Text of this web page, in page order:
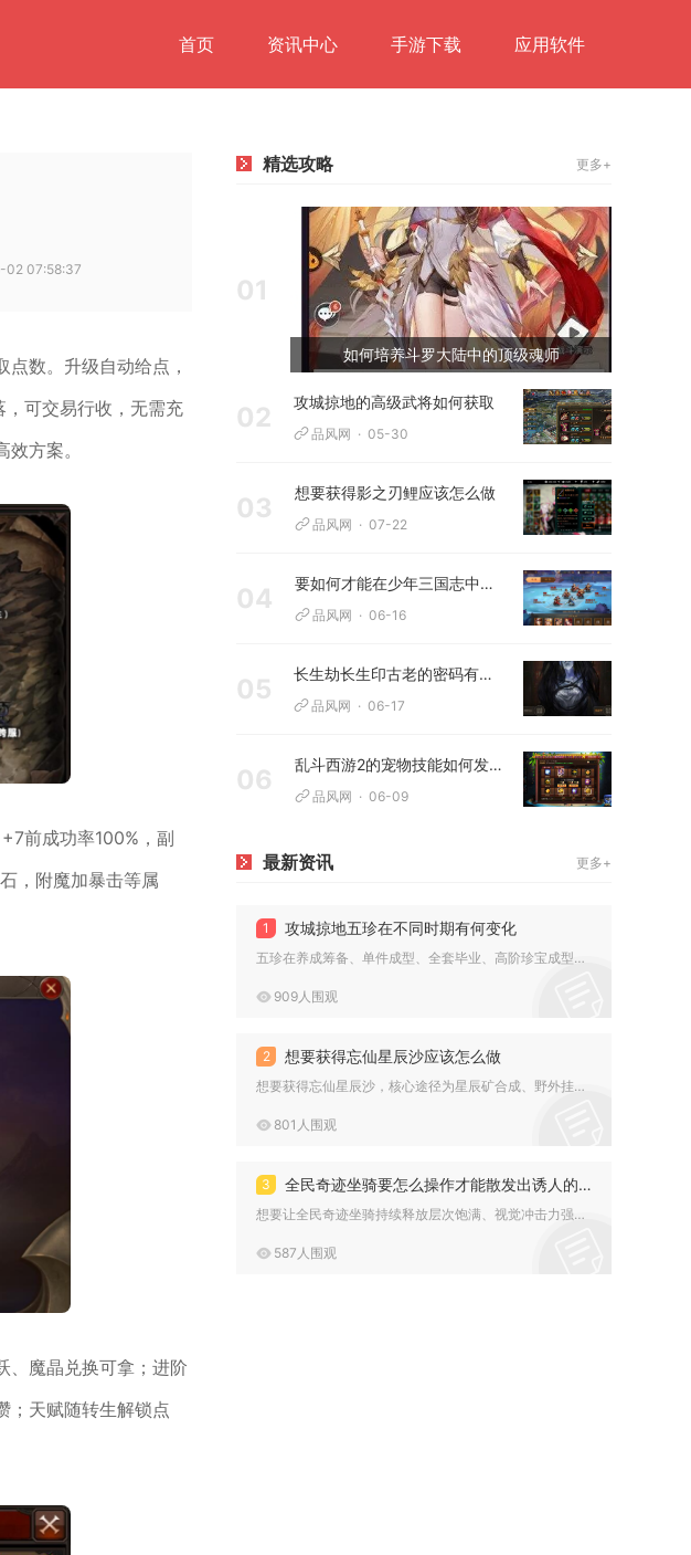
首页 资讯中心 手游下载 应用软件
02 07:58:37
数。升级自动给点，
可交易行收，无需充
方案。
前成功率100%，副
，附魔加暴击等属
、魔晶兑换可拿；进阶
；天赋随转生解锁点
精选攻略 更多+
01
如何培养斗罗大陆中的顶级魂师
02 攻城掠地的高级武将如何获取
品风网 05-30
03 想要获得影之刃鲤应该怎么做
品风网 07-22
04 要如何才能在少年三国志中重新招募到新兵
品风网 06-16
05 长生劫长生印古老的密码有多少人曾试图破解
品风网 06-17
06 乱斗西游2的宠物技能如何发挥最大的作用
品风网 06-09
最新资讯 更多+
1 攻城掠地五珍在不同时期有何变化
五珍在养成筹备、单件成型、全套毕业、高阶珍宝成型四个阶段定位...
909人围观
2 想要获得忘仙星辰沙应该怎么做
想要获得忘仙星辰沙，核心途径为星辰矿合成、野外挂机采集、副本...
801人围观
3 全民奇迹坐骑要怎么操作才能散发出诱人的光芒
想要让全民奇迹坐骑持续释放层次饱满、视觉冲击力强的诱人流光，...
587人围观